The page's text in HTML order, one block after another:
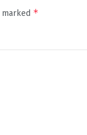
*